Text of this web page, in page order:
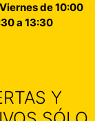
de 10:00
a 13:30
Y